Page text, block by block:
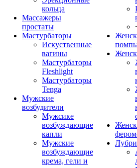
кольца
Массажеры
простаты
Мастурбаторы
Искуственные
вагины
Мастурбаторы
Fleshlight
Мастурбаторы
Tenga
Мужские
возбудители
Мужсике
возбуждающие
капли
Мужские
возбуждающие
крема, гели и